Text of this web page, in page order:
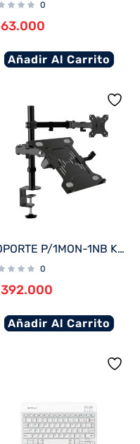
0
63.000
Añadir Al Carrito
SOPORTE P/1MON-1NB KLIP KMM-301 13″-32″/15.6″ 8KG/4.5KG ART/INCL/GIRA
0
392.000
Añadir Al Carrito